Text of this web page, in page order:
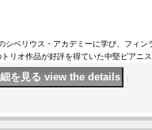
ベリウス・アカデミーに学び、フィン
リオ作品が好評を得ていた中堅ピアニ